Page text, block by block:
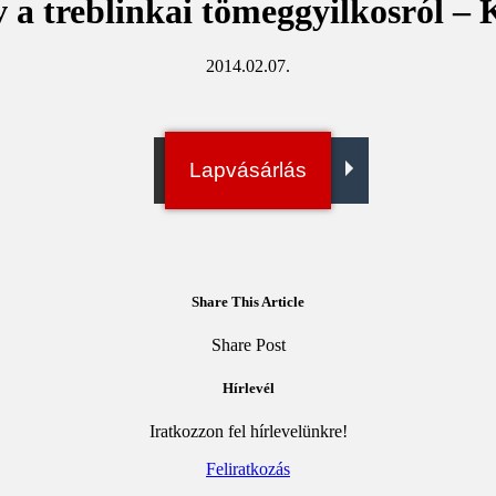
treblinkai tömeggyilkosról –
2014.02.07.
Digitális példány
Lapvásárlás
Share This Article
Share PostMegosztás
Megosztás
Elküld
Copy
Hírlevél
Iratkozzon fel hírlevelünkre!
Feliratkozás